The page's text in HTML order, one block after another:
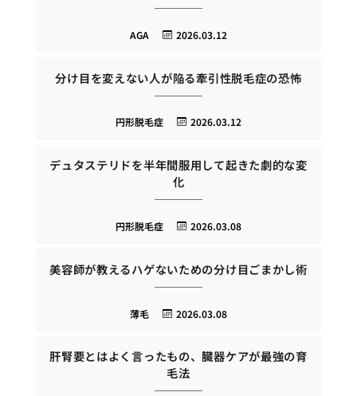
2026.03.12
AGA
分け目を変えない人が陥る牽引性脱毛症の恐怖
2026.03.12
円形脱毛症
デュタステリドを半年間服用して起きた劇的な変
化
2026.03.08
円形脱毛症
美容師が教えるハゲないための分け目ごまかし術
2026.03.08
薄毛
肝腎要とはよく言ったもの、臓器ケアが最強の育
毛法